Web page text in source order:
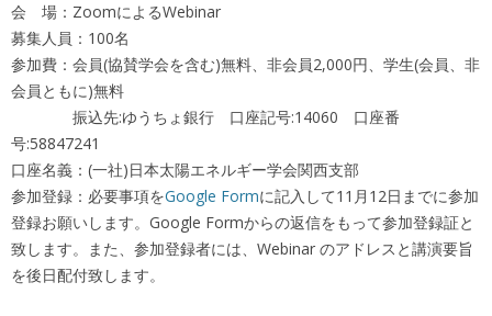
会 場：ZoomによるWebinar
募集人員：100名
参加費：会員(協賛学会を含む)無料、非会員2,000円、学生(会員、非
会員ともに)無料
振込先:ゆうちょ銀行 口座記号:14060 口座番
号:58847241
口座名義：(一社)日本太陽エネルギー学会関西支部
参加登録：必要事項をGoogle Formに記入して11月12日までに参加
登録お願いします。Google Formからの返信をもって参加登録証と
致します。また、参加登録者には、Webinar のアドレスと講演要旨
を後日配付致します。